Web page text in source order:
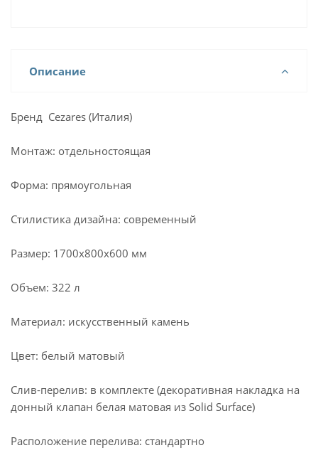
Описание
Бренд Cezares (Италия)
Монтаж: отдельностоящая
Форма: прямоугольная
Стилистика дизайна: современный
Размер: 1700х800х600 мм
Объем: 322 л
Материал: искусственный камень
Цвет: белый матовый
Слив-перелив: в комплекте (декоративная накладка на
донный клапан белая матовая из Solid Surface)
Расположение перелива: стандартно